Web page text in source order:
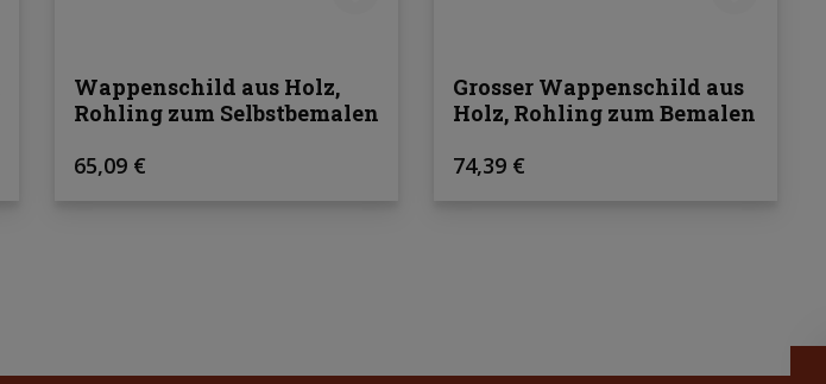
Wappenschild aus Holz,
Rohling zum Selbstbemalen
Regulärer Preis:
65,09 €
Grosser Wappenschild aus
Holz, Rohling zum Bemalen
Regulärer Preis:
74,39 €